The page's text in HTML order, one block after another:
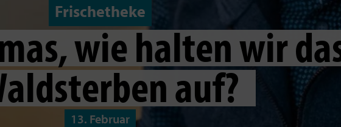
Frischetheke
wie halten wir
auf?
13. Februar